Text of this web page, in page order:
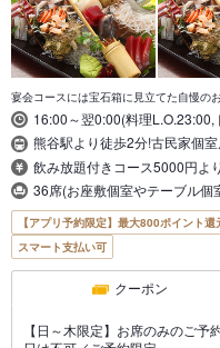
宴会コースには宝石箱に見立てた自慢の
16:00～翌0:00(料理L.O.23:00,
熊谷駅より徒歩2分!古民家個
飲み放題付きコース5000円より
36席(お座敷個室やテーブル個
【アプリ予約限定】最大800ポイント還
スマート支払い可
クーポン
【日～木限定】お席のみのご